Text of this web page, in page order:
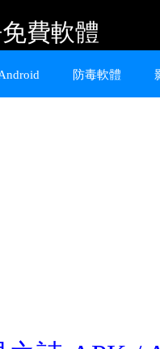
Contact
費軟體
、iOS 好用的手機應用程式及
防毒軟體